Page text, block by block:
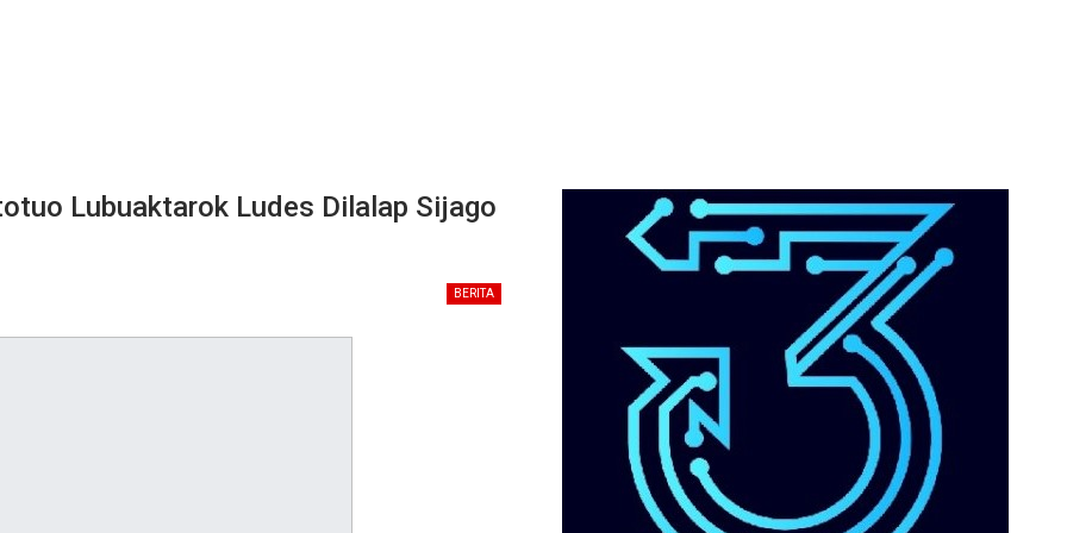
Lubuaktarok Ludes Dilalap Sijago
BERITA